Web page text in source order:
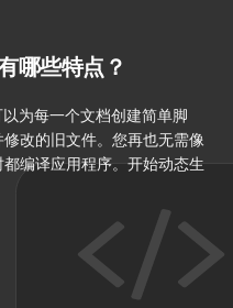
哪些特点？
为每一个文档创建简单脚
改的旧文件。您再也无需像
编译应用程序。开始动态生